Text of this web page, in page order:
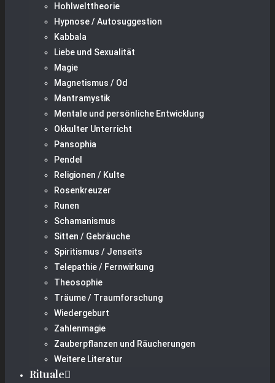
Hohlwelttheorie
Hypnose / Autosuggestion
Kabbala
Liebe und Sexualität
Magie
Magnetismus / Od
Mantramystik
Mentale und persönliche Entwicklung
Okkulter Unterricht
Pansophia
Pendel
Religionen / Kulte
Rosenkreuzer
Runen
Schamanismus
Sitten / Gebräuche
Spiritismus / Jenseits
Telepathie / Fernwirkung
Theosophie
Träume / Traumforschung
Wiedergeburt
Zahlenmagie
Zauberpflanzen und Räucherungen
Weitere Literatur
Rituale